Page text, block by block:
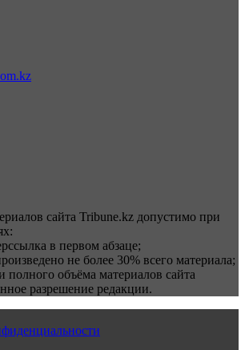
сайта Tribune.kz допустимо при
в первом абзаце;
не более 30% всего материала;
объёма материалов сайта
разрешение редакции.